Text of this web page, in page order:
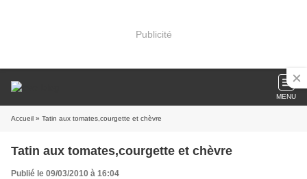
Publicité
MENU
Accueil » Tatin aux tomates,courgette et chèvre
Tatin aux tomates,courgette et chèvre
Publié le 09/03/2010 à 16:04